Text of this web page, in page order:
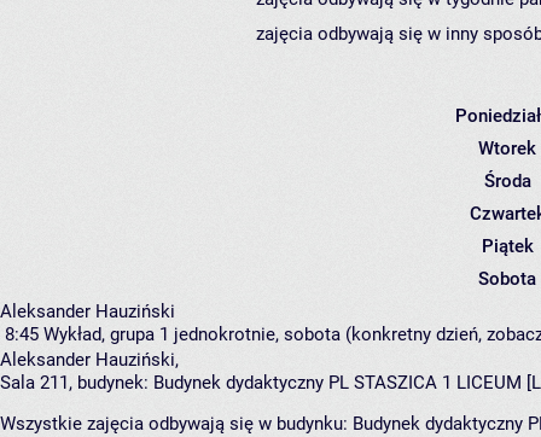
zajęcia odbywają się w inny
Wtorek
Środa
Piątek
Sobota
Aleksander Hauziński
8:45 Wykład, grupa 1 jednokrotnie, sobota (konkretny dzień,
Aleksander Hauziński,
Sala 211, budynek: Budynek dydaktyczny PL STASZICA 1 LICEUM
Wszystkie zajęcia odbywają się w budynku: Budynek dydaktyczny